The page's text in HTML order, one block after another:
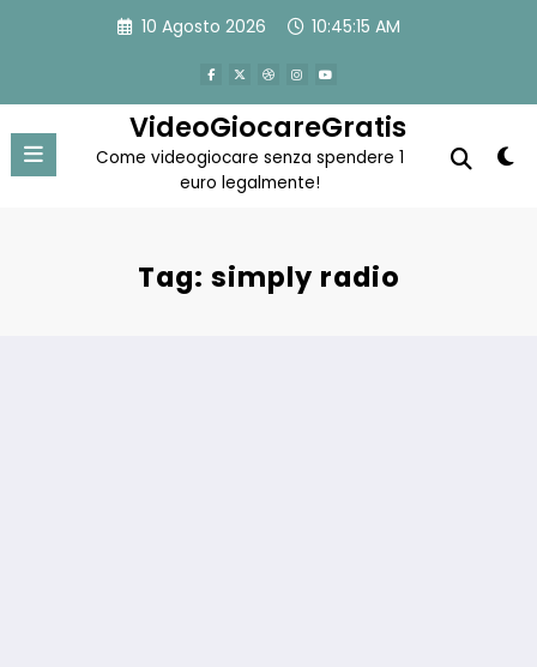
10 Agosto 2026 10:45:16 AM
VideoGiocareGratis
Come videogiocare senza spendere 1
euro legalmente!
Tag: simply radio